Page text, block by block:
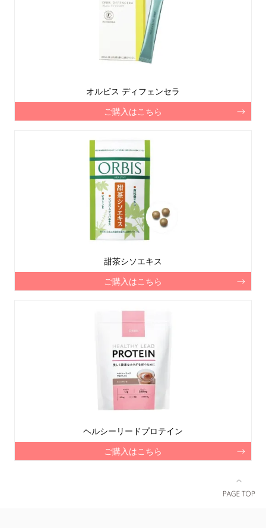
オルビス ディフェンセラ
ご購入はこちら
甜茶シソエキス
ご購入はこちら
ヘルシーリードプロテイン
ご購入はこちら